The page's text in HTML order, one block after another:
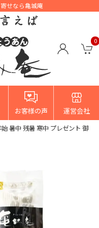
せなら亀城庵
0
お客様の声 運営会社
本膳讃岐うどん並切麺５袋・し
法事 お供え 御供 お中元 お歳暮
暑中 残暑 寒中 プレゼント 御